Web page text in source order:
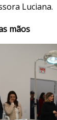
Luciana.
mãos